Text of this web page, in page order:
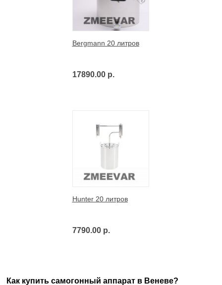
Bergmann 20 литров
17890.00 р.
Hunter 20 литров
7790.00 р.
Как купить самогонный аппарат в Веневе?